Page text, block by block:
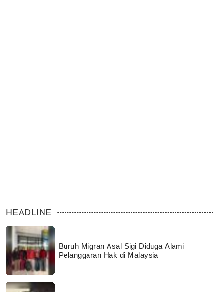
HEADLINE
Buruh Migran Asal Sigi Diduga Alami
Pelanggaran Hak di Malaysia